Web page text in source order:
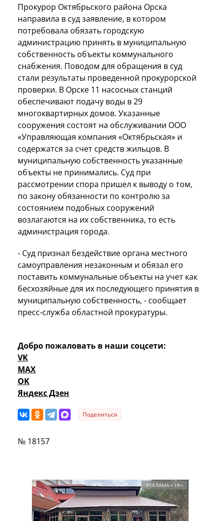
Прокурор Октябрьского района Орска
направила в суд заявление, в котором
потребовала обязать городскую
администрацию принять в муниципальную
собственность объекты коммунального
снабжения. Поводом для обращения в суд
стали результаты проведенной прокурорской
проверки. В Орске 11 насосных станций
обеспечивают подачу воды в 29
многоквартирных домов. Указанные
сооружения состоят на обслуживании ООО
«Управляющая компания «Октябрьская» и
содержатся за счет средств жильцов. В
муниципальную собственность указанные
объекты не принимались. Суд при
рассмотрении спора пришел к выводу о том,
по закону обязанности по контролю за
состоянием подобных сооружений
возлагаются на их собственника, то есть
администрация города.
- Суд признал бездействие органа местного
самоуправления незаконным и обязал его
поставить коммунальные объекты на учет как
бесхозяйные для их последующего принятия в
муниципальную собственность, - сообщает
пресс-служба областной прокуратуры.
Добро пожаловать в наши соцсети:
VK
MAX
OK
Яндекс Дзен
Поделиться
№ 18157
РЕКЛАМА • 18+